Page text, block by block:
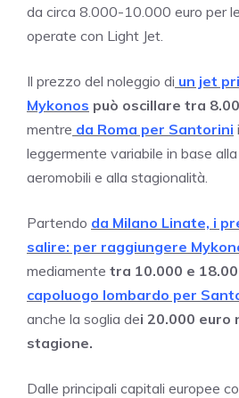
da circa 8.000-10.000 euro per
operate con Light Jet.
Il prezzo del noleggio di un jet
Mykonos può oscillare tra
mentre da Roma per Santorini
leggermente variabile in base
aeromobili e alla stagionalità.
Partendo da Milano Linate, i
salire: per raggiungere
mediamente tra 10.000 e
capoluogo lombardo per
anche la soglia dei 20.000 euro
stagione.
Dalle principali capitali europee